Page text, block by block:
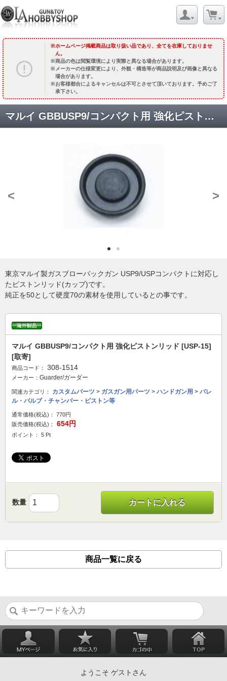
ホームページ掲載商品は取り扱い品であり、全てを在庫しておりませ
ん。
商品の色は閲覧環境により実際と異なる場合があります。
メーカーの仕様変更により、外観・構造等が商品説明及び画像と異なる
場合があります。
お客様都合によるキャンセルは不可とさせて頂いております。予めご了
承下さい。
マルイ GBBUSP9/コンパクト用 強化ピストンリッド [USP-15] [取寄]
< >
東京マルイ製ガスブローバックガン USP9/USPコンパクトに対応し
たピストンリッド(カップ)です。
純正を50として硬度70の素材を使用しているとの事です。
マルイ GBBUSP9/コンパクト用 強化ピストンリッド [USP-15]
[取寄]
商品コード： 308-1514
メーカー： Guarder/ガーダー
関連カテゴリ： カスタムパーツ > ガスガン用パーツ > ハンドガン用 > バレ
ル・バルブ・チャンバー・ピストン等
通常価格(税込)：
770円
販売価格(税込)：
654円
ポイント： 5 Pt
数量 カートに入れる
商品一覧に戻る
ようこそ ゲストさん